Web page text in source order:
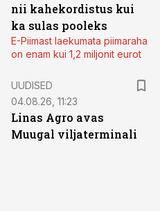
nii kahekordistus kui
ka sulas pooleks
E-Piimast laekumata piimaraha
on enam kui 1,2 miljonit eurot
UUDISED
04.08.26, 11:23
Linas Agro avas
Muugal viljaterminali